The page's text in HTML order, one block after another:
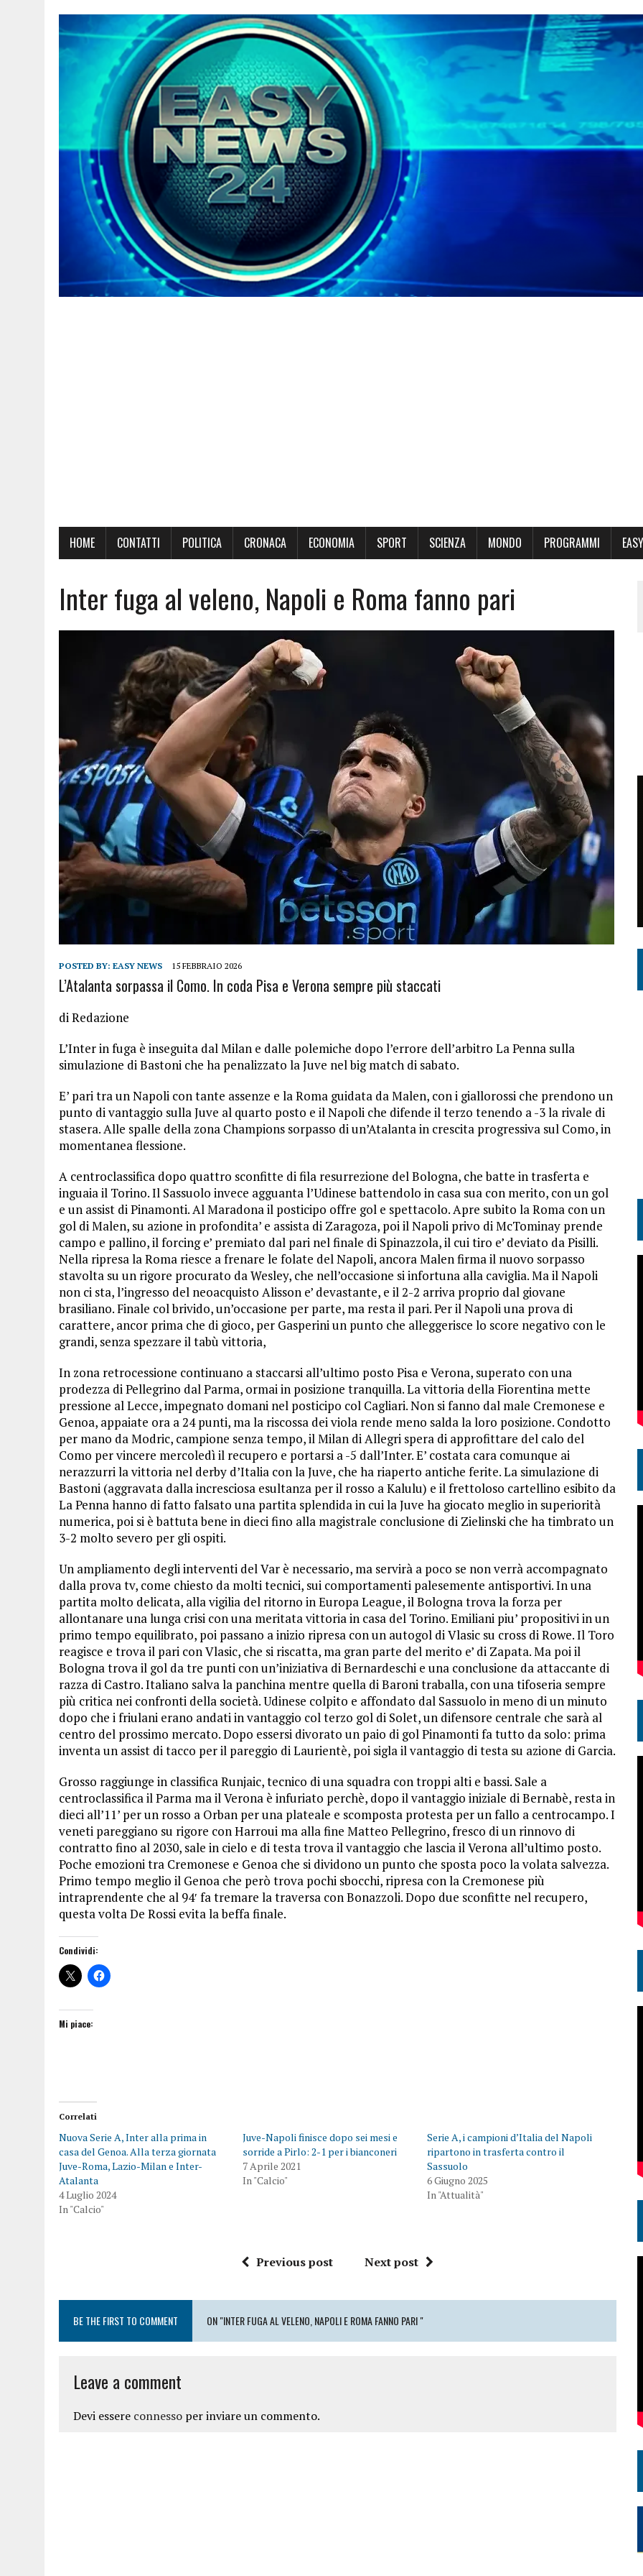
HOME CONTATTI POLITICA CRONACA ECONOMIA SPORT SCIENZA MONDO PROGRAMMI
Inter fuga al veleno, Napoli e Roma fanno pari
POSTED BY: EASY NEWS 15 FEBBRAIO 2026
L’Atalanta sorpassa il Como. In coda Pisa e Verona sempre più staccati
di Redazione
L’Inter in fuga è inseguita dal Milan e dalle polemiche dopo l’errore dell’arbitro La Penna sulla
simulazione di Bastoni che ha penalizzato la Juve nel big match di sabato.
E’ pari tra un Napoli con tante assenze e la Roma guidata da Malen, con i giallorossi che prendono un
punto di vantaggio sulla Juve al quarto posto e il Napoli che difende il terzo tenendo a -3 la rivale di
stasera. Alle spalle della zona Champions sorpasso di un’Atalanta in crescita progressiva sul Como, in
momentanea flessione.
A centroclassifica dopo quattro sconfitte di fila resurrezione del Bologna, che batte in trasferta e
inguaia il Torino. Il Sassuolo invece agguanta l’Udinese battendolo in casa sua con merito, con un gol
e un assist di Pinamonti. Al Maradona il posticipo offre gol e spettacolo. Apre subito la Roma con un
gol di Malen, su azione in profondita’ e assista di Zaragoza, poi il Napoli privo di McTominay prende
campo e pallino, il forcing e’ premiato dal pari nel finale di Spinazzola, il cui tiro e’ deviato da Pisilli.
Nella ripresa la Roma riesce a frenare le folate del Napoli, ancora Malen firma il nuovo sorpasso
stavolta su un rigore procurato da Wesley, che nell’occasione si infortuna alla caviglia. Ma il Napoli
non ci sta, l’ingresso del neoacquisto Alisson e’ devastante, e il 2-2 arriva proprio dal giovane
brasiliano. Finale col brivido, un’occasione per parte, ma resta il pari. Per il Napoli una prova di
carattere, ancor prima che di gioco, per Gasperini un punto che alleggerisce lo score negativo con le
grandi, senza spezzare il tabù vittoria,
In zona retrocessione continuano a staccarsi all’ultimo posto Pisa e Verona, superato con una
prodezza di Pellegrino dal Parma, ormai in posizione tranquilla. La vittoria della Fiorentina mette
pressione al Lecce, impegnato domani nel posticipo col Cagliari. Non si fanno dal male Cremonese e
Genoa, appaiate ora a 24 punti, ma la riscossa dei viola rende meno salda la loro posizione. Condotto
per mano da Modric, campione senza tempo, il Milan di Allegri spera di approfittare del calo del
Como per vincere mercoledì il recupero e portarsi a -5 dall’Inter. E’ costata cara comunque ai
nerazzurri la vittoria nel derby d’Italia con la Juve, che ha riaperto antiche ferite. La simulazione di
Bastoni (aggravata dalla incresciosa esultanza per il rosso a Kalulu) e il frettoloso cartellino esibito da
La Penna hanno di fatto falsato una partita splendida in cui la Juve ha giocato meglio in superiorità
numerica, poi si è battuta bene in dieci fino alla magistrale conclusione di Zielinski che ha timbrato un
3-2 molto severo per gli ospiti.
Un ampliamento degli interventi del Var è necessario, ma servirà a poco se non verrà accompagnato
dalla prova tv, come chiesto da molti tecnici, sui comportamenti palesemente antisportivi. In una
partita molto delicata, alla vigilia del ritorno in Europa League, il Bologna trova la forza per
allontanare una lunga crisi con una meritata vittoria in casa del Torino. Emiliani piu’ propositivi in un
primo tempo equilibrato, poi passano a inizio ripresa con un autogol di Vlasic su cross di Rowe. Il Toro
reagisce e trova il pari con Vlasic, che si riscatta, ma gran parte del merito e’ di Zapata. Ma poi il
Bologna trova il gol da tre punti con un’iniziativa di Bernardeschi e una conclusione da attaccante di
razza di Castro. Italiano salva la panchina mentre quella di Baroni traballa, con una tifoseria sempre
più critica nei confronti della società. Udinese colpito e affondato dal Sassuolo in meno di un minuto
dopo che i friulani erano andati in vantaggio col terzo gol di Solet, un difensore centrale che sarà al
centro del prossimo mercato. Dopo essersi divorato un paio di gol Pinamonti fa tutto da solo: prima
inventa un assist di tacco per il pareggio di Laurientè, poi sigla il vantaggio di testa su azione di Garcia.
Grosso raggiunge in classifica Runjaic, tecnico di una squadra con troppi alti e bassi. Sale a
centroclassifica il Parma ma il Verona è infuriato perchè, dopo il vantaggio iniziale di Bernabè, resta in
dieci all’11’ per un rosso a Orban per una plateale e scomposta protesta per un fallo a centrocampo. I
veneti pareggiano su rigore con Harroui ma alla fine Matteo Pellegrino, fresco di un rinnovo di
contratto fino al 2030, sale in cielo e di testa trova il vantaggio che lascia il Verona all’ultimo posto.
Poche emozioni tra Cremonese e Genoa che si dividono un punto che sposta poco la volata salvezza.
Primo tempo meglio il Genoa che però trova pochi sbocchi, ripresa con la Cremonese più
intraprendente che al 94′ fa tremare la traversa con Bonazzoli. Dopo due sconfitte nel recupero,
questa volta De Rossi evita la beffa finale.
Condividi:
Mi piace:
Correlati
Nuova Serie A, Inter alla prima in
casa del Genoa. Alla terza giornata
Juve-Roma, Lazio-Milan e Inter-
Atalanta
4 Luglio 2024
In "Calcio"
Juve-Napoli finisce dopo sei mesi e
sorride a Pirlo: 2-1 per i bianconeri
7 Aprile 2021
In "Calcio"
Serie A, i campioni d’Italia del Napoli
ripartono in trasferta contro il
Sassuolo
6 Giugno 2025
In "Attualità"
Previous post Next post
BE THE FIRST TO COMMENT ON "INTER FUGA AL VELENO, NAPOLI E ROMA FANNO PARI "
Leave a comment
Devi essere connesso per inviare un commento.